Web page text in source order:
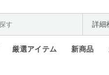
詳細
厳選アイテム 新商品